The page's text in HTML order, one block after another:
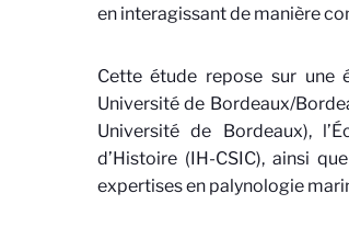
en interagissant de manière
Cette étude repose sur une
Université de Bordeaux/
Université de Bordeaux),
d’Histoire (IH-CSIC), ainsi
expertises en palynologie